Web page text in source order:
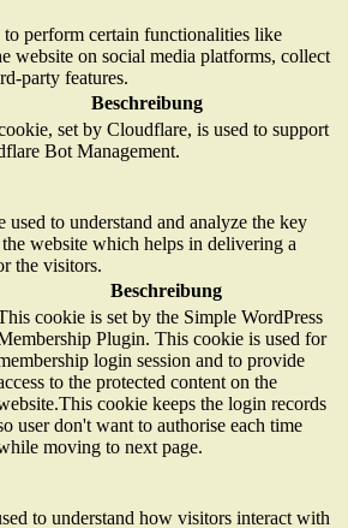
perform certain functionalities like
website on social media platforms, collect
party features.
Beschreibung
set by Cloudflare, is used to support
Bot Management.
used to understand and analyze the key
website which helps in delivering a
the visitors.
Beschreibung
cookie is set by the Simple WordPress
Plugin. This cookie is used for
login session and to provide
to the protected content on the
cookie keeps the login records
user don't want to authorise each time
moving to next page.
to understand how visitors interact with